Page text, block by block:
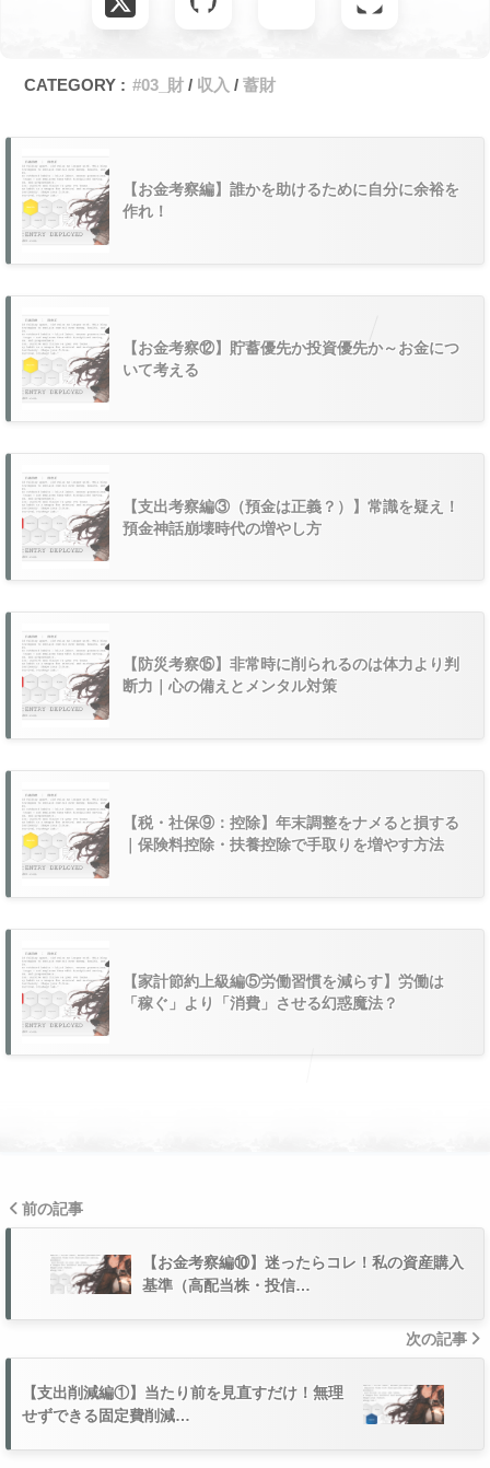
CATEGORY : #03_財 収入 蓄財
【お金考察編】誰かを助けるために自分に余裕を
作れ！
【お金考察⑫】貯蓄優先か投資優先か～お金につ
いて考える
【支出考察編③（預金は正義？）】常識を疑え！
預金神話崩壊時代の増やし方
【防災考察⑮】非常時に削られるのは体力より判
断力｜心の備えとメンタル対策
【税・社保⑨：控除】年末調整をナメると損する
｜保険料控除・扶養控除で手取りを増やす方法
【家計節約上級編⑤労働習慣を減らす】労働は
「稼ぐ」より「消費」させる幻惑魔法？
前の記事
【お金考察編⑩】迷ったらコレ！私の資産購入
基準（高配当株・投信…
次の記事
【支出削減編①】当たり前を見直すだけ！無理
せずできる固定費削減…